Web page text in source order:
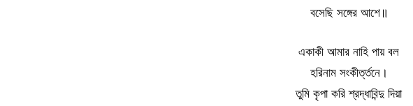
বসেছি সঙ্গের আশে॥
একাকী আমার নাহি পায় বল
হরিনাম সংকীর্ত্তনে।
তুমি কৃপা করি শ্রদ্ধাবিন্দু দিয়া